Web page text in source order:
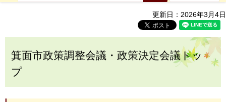
更新日：2026年3月4日
箕面市政策調整会議・政策決定会議トッ
プ